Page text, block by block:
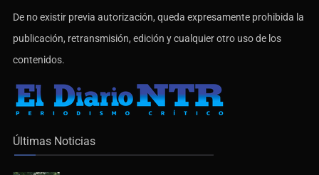
De no existir previa autorización, queda expresamente prohibida la
publicación, retransmisión, edición y cualquier otro uso de los
contenidos.
Últimas Noticias